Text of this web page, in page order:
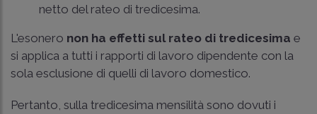
netto del rateo di tredicesima.
L'esonero non ha effetti sul rateo di tredicesima e
si applica a tutti i rapporti di lavoro dipendente con la
sola esclusione di quelli di lavoro domestico.
Pertanto, sulla tredicesima mensilità sono dovuti i